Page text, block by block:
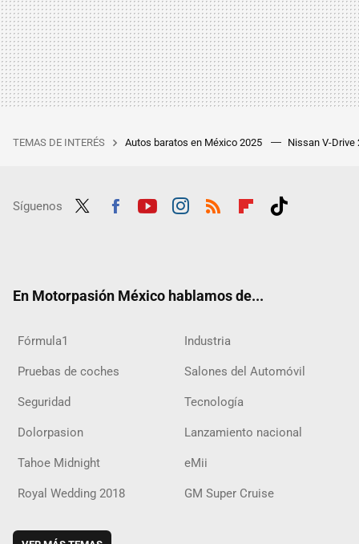
TEMAS DE INTERÉS Autos baratos en México 2025 Nissan V-Drive
Síguenos
En Motorpasión México hablamos de...
Fórmula1 Industria
Pruebas de coches Salones del Automóvil
Seguridad Tecnología
Dolorpasion Lanzamiento nacional
Tahoe Midnight eMii
Royal Wedding 2018 GM Super Cruise